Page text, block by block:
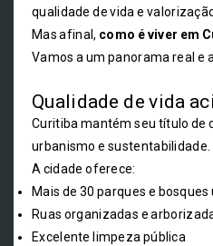
qualidade de vida e
Mas afinal, como é viver em
Vamos a um panorama real e
Qualidade de vida
Curitiba mantém seu título de
urbanismo e sustentabilidade.
A cidade oferece:
Mais de 30 parques e bosques
Ruas organizadas e
Excelente limpeza pública